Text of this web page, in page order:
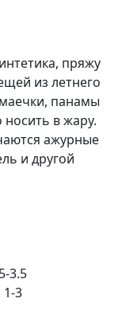
пряжу
из летнего
панамы
в жару.
ажурные
и другой
3.5
1-3